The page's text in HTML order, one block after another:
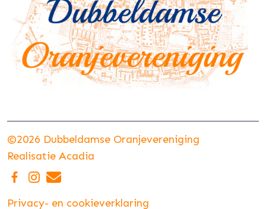
©2026 Dubbeldamse Oranjevereniging
Realisatie Acadia
Privacy- en cookieverklaring